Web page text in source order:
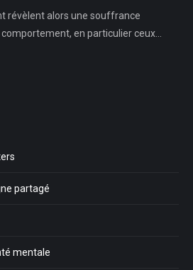
révèlent alors une souffrance
en particulier ceux…
partagé
mentale